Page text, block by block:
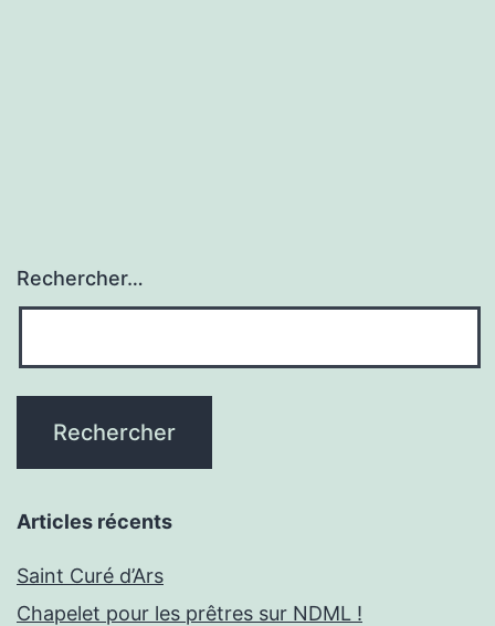
Rechercher…
Articles récents
Saint Curé d’Ars
Chapelet pour les prêtres sur NDML !